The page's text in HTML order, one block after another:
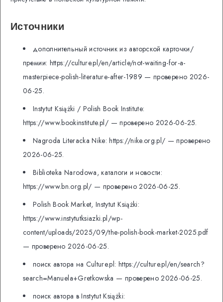
Источники
дополнительный источник из авторской карточки/
премии: https://culture.pl/en/article/not-waiting-for-a-
masterpiece-polish-literature-after-1989 — проверено 2026-
06-25.
Instytut Książki / Polish Book Institute:
https://www.bookinstitute.pl/ — проверено 2026-06-25.
Nagroda Literacka Nike: https://nike.org.pl/ — проверено
2026-06-25.
Biblioteka Narodowa, каталоги и новости:
https://www.bn.org.pl/ — проверено 2026-06-25.
Polish Book Market, Instytut Książki:
https://www.instytutksiazki.pl/wp-
content/uploads/2025/09/the-polish-book-market-2025.pdf
— проверено 2026-06-25.
поиск автора на Culture.pl: https://culture.pl/en/search?
search=Manuela+Gretkowska — проверено 2026-06-25.
поиск автора в Instytut Książki: